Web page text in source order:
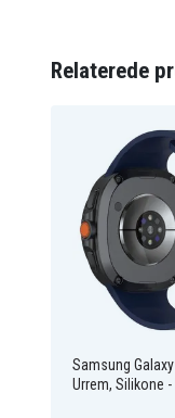
Nemt at
Artikkelnr
Produkttype
Farve
Relaterede
Samsung
Urrem, Silikone -